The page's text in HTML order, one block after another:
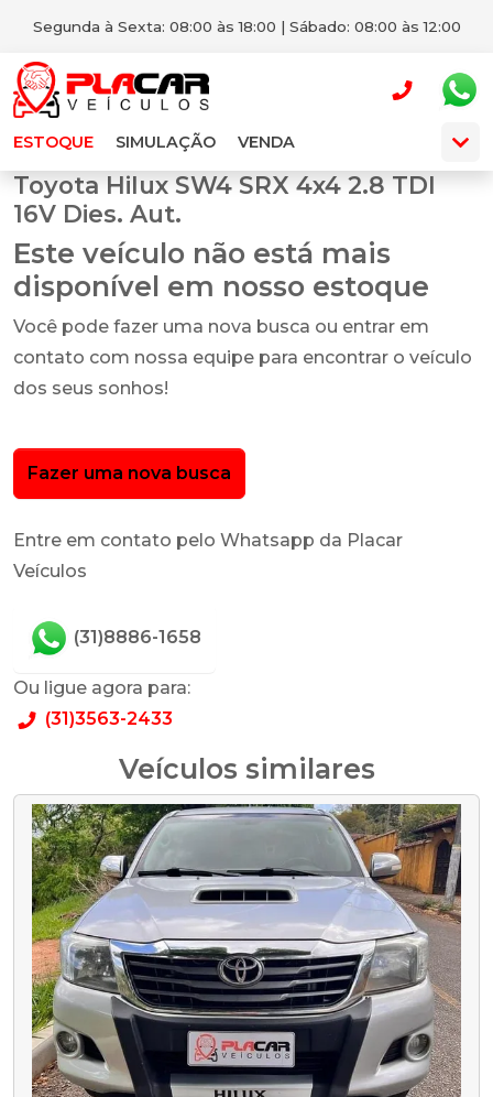
Segunda à Sexta: 08:00 às 18:00 | Sábado: 08:00 às 12:00
ESTOQUE SIMULAÇÃO VENDA
Toyota Hilux SW4 SRX 4x4 2.8 TDI
16V Dies. Aut.
Este veículo não está mais
disponível em nosso estoque
Você pode fazer uma nova busca ou entrar em
contato com nossa equipe para encontrar o veículo
dos seus sonhos!
Fazer uma nova busca
Entre em contato pelo Whatsapp da Placar
Veículos
(31)8886-1658
Ou ligue agora para:
(31)3563-2433
Veículos similares